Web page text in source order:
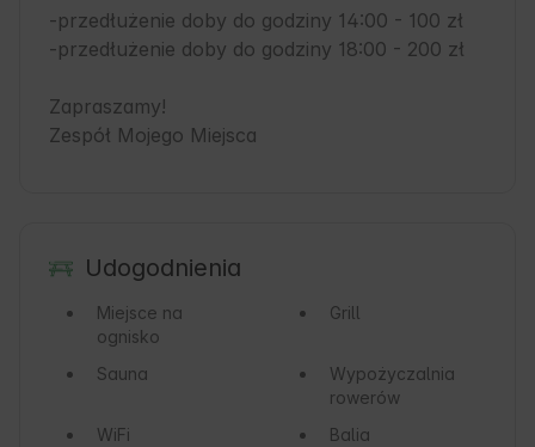
-przedłużenie doby do godziny 14:00 - 100 zł
-przedłużenie doby do godziny 18:00 - 200 zł
Zapraszamy!
Zespół Mojego Miejsca
Udogodnienia
Miejsce na
ognisko
Grill
Sauna
Wypożyczalnia
rowerów
WiFi
Balia